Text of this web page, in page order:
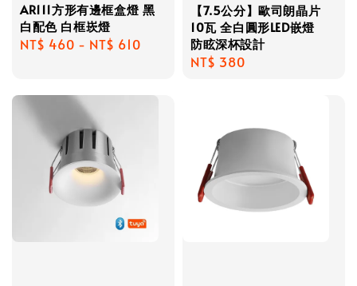
AR111方形有邊框盒燈 黑
白配色 白框崁燈
Regular
NT$ 460 - NT$ 610
【7.5公分】歐司朗晶片
10瓦 全白圓形LED嵌燈
防眩深杯設計
Regular
NT$ 380